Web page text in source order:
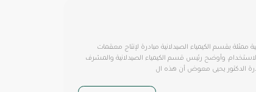
ممثلة بقسم الكيمياء الصيدلانية مبادرة لإنتاج معقمات
وأوضح رئيس قسم الكيمياء الصيدلانية والمشرف
الدكتور يحيى معوض أن هذه ال